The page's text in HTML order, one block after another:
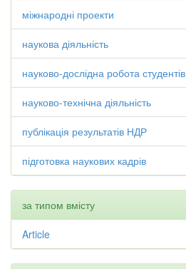
міжнародні проекти
наукова діяльність
науково-дослідна робота студентів
науково-технічна діяльність
публікація результатів НДР
підготовка наукових кадрів
за типом вмісту
Article